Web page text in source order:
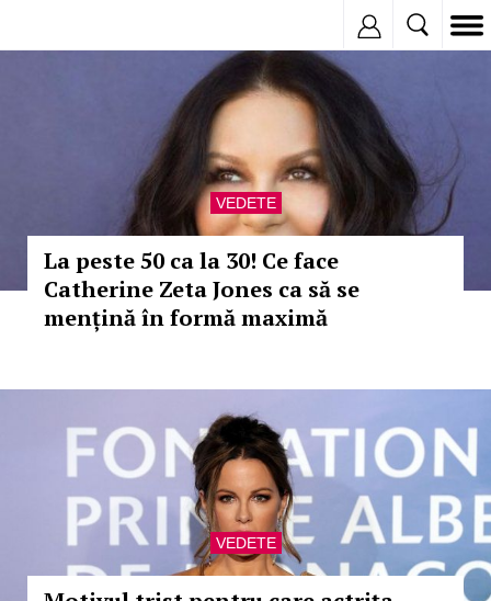
VEDETE
La peste 50 ca la 30! Ce face
Catherine Zeta Jones ca să se
mențină în formă maximă
VEDETE